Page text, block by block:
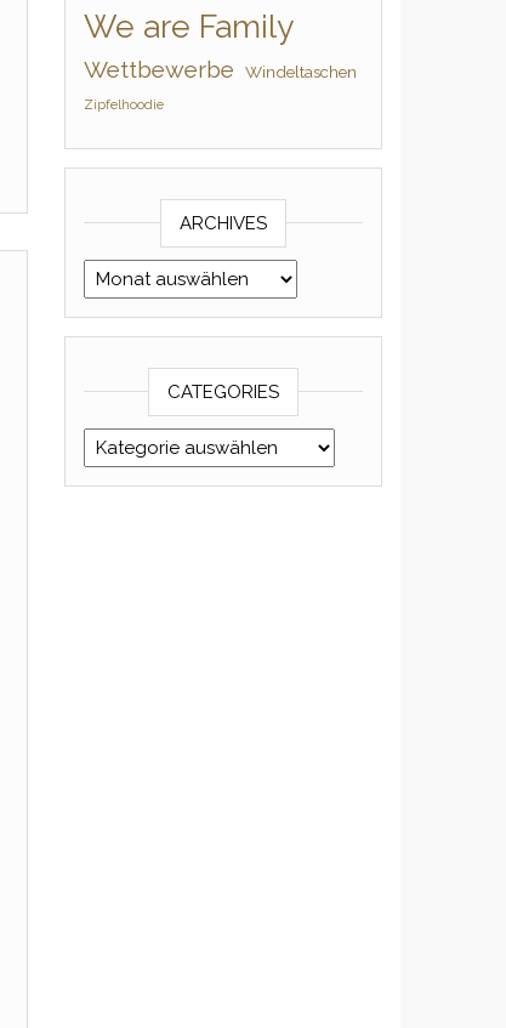
We are Family
Wettbewerbe Windeltaschen
Zipfelhoodie
ARCHIVES
Archives
CATEGORIES
Categories